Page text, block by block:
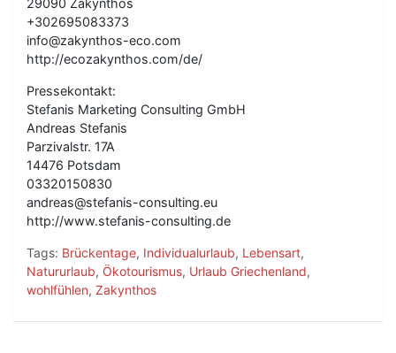
29090 Zakynthos
+302695083373
info@zakynthos-eco.com
http://ecozakynthos.com/de/
Pressekontakt:
Stefanis Marketing Consulting GmbH
Andreas Stefanis
Parzivalstr. 17A
14476 Potsdam
03320150830
andreas@stefanis-consulting.eu
http://www.stefanis-consulting.de
Tags: Brückentage, Individualurlaub, Lebensart,
Natururlaub, Ökotourismus, Urlaub Griechenland,
wohlfühlen, Zakynthos